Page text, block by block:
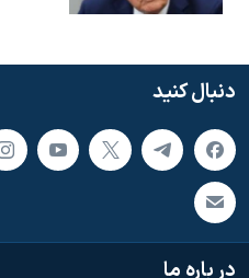
دنبال کنید
در باره ما